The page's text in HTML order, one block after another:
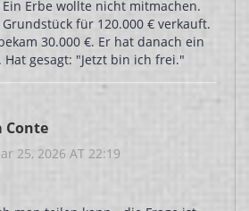
Erbe wollte nicht mitmachen.
für 120.000 € verkauft.
30.000 €. Er hat danach ein
gesagt: "Jetzt bin ich frei."
Conte
25, 2026 AT 22:19